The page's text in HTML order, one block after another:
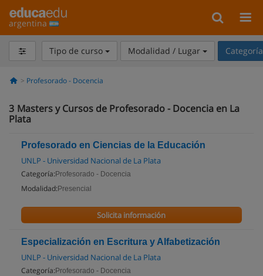
argentina
Tipo de curso Modalidad / Lugar
Profesorado - Docencia
3 Masters y Cursos de Profesorado - Docencia en La
Plata
Profesorado en Ciencias de la Educación
UNLP - Universidad Nacional de La Plata
Categoría: Profesorado - Docencia
Modalidad: Presencial
Solicita información
Especialización en Escritura y Alfabetización
UNLP - Universidad Nacional de La Plata
Categoría: Profesorado - Docencia